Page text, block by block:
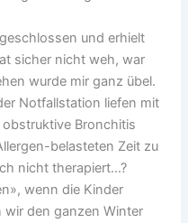
und erhielt
sicher nicht weh, war
wurde mir ganz übel.
Notfallstation liefen mit
Bronchitis
belasteten Zeit zu
nicht therapiert…?
wenn die Kinder
wir den ganzen Winter